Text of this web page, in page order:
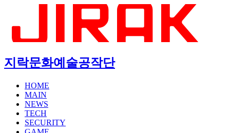
지락문화예술공작단
HOME
MAIN
NEWS
TECH
SECURITY